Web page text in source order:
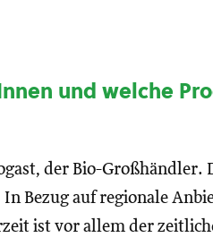
und welche
der Bio-Großhändler.
Bezug auf regionale
ist vor allem der